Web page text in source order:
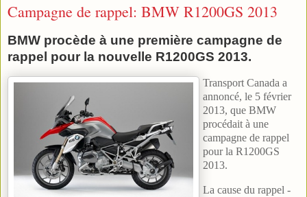
Campagne de rappel: BMW R1200GS 2013
BMW procède à une première campagne de
rappel pour la nouvelle R1200GS 2013.
Transport Canada a
annoncé, le 5 février
2013, que BMW
procédait à une
campagne de rappel
pour la R1200GS
2013.
La cause du rappel -